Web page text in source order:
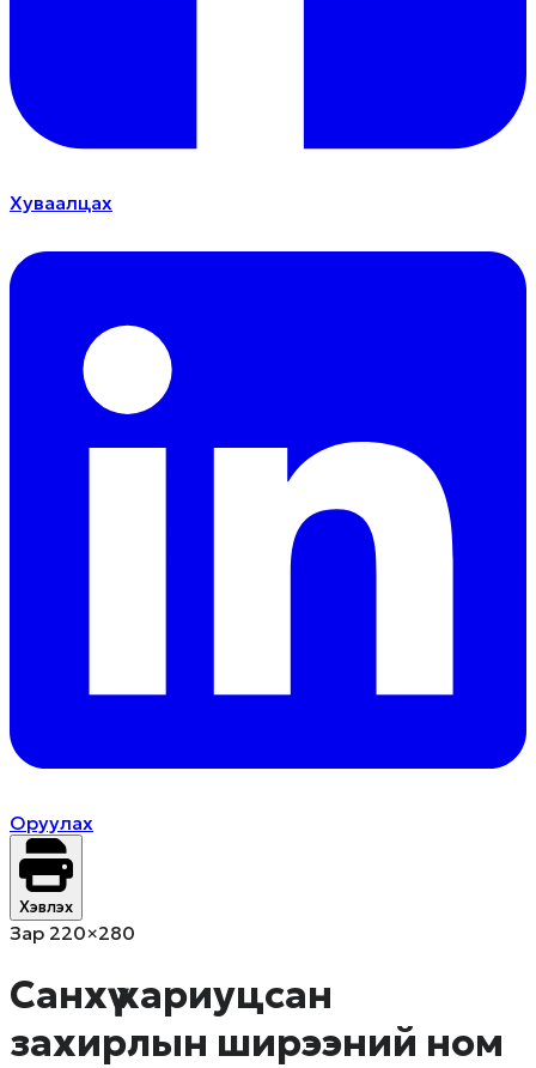
Хуваалцах
Оруулах
Хэвлэх
Зар 220×280
Санхүү хариуцсан
захирлын ширээний ном